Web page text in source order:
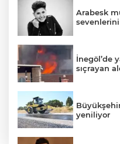
Arabesk
İnegöl’de
sıçrayan
yeniliyor